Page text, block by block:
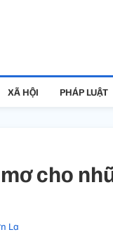
XÃ HỘI PHÁP LUẬT
cho
La